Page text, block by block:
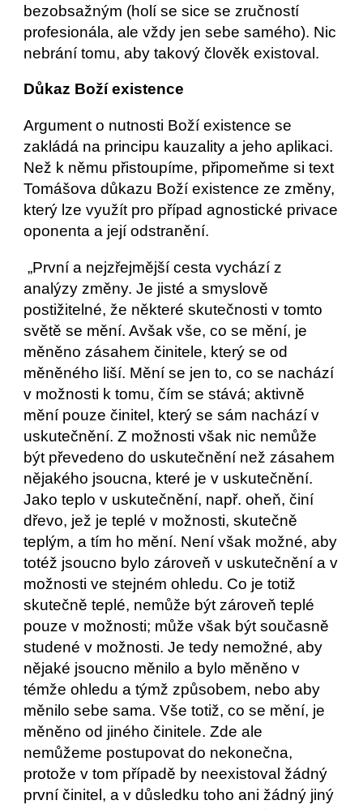
bezobsažným (holí se sice se zručností
profesionála, ale vždy jen sebe samého). Nic
nebrání tomu, aby takový člověk existoval.
Důkaz Boží existence
Argument o nutnosti Boží existence se
zakládá na principu kauzality a jeho aplikaci.
Než k němu přistoupíme, připomeňme si text
Tomášova důkazu Boží existence ze změny,
který lze využít pro případ agnostické privace
oponenta a její odstranění.
„První a nejzřejmější cesta vychází z
analýzy změny. Je jisté a smyslově
postižitelné, že některé skutečnosti v tomto
světě se mění. Avšak vše, co se mění, je
měněno zásahem činitele, který se od
měněného liší. Mění se jen to, co se nachází
v možnosti k tomu, čím se stává; aktivně
mění pouze činitel, který se sám nachází v
uskutečnění. Z možnosti však nic nemůže
být převedeno do uskutečnění než zásahem
nějakého jsoucna, které je v uskutečnění.
Jako teplo v uskutečnění, např. oheň, činí
dřevo, jež je teplé v možnosti, skutečně
teplým, a tím ho mění. Není však možné, aby
totéž jsoucno bylo zároveň v uskutečnění a v
možnosti ve stejném ohledu. Co je totiž
skutečně teplé, nemůže být zároveň teplé
pouze v možnosti; může však být současně
studené v možnosti. Je tedy nemožné, aby
nějaké jsoucno měnilo a bylo měněno v
témže ohledu a týmž způsobem, nebo aby
měnilo sebe sama. Vše totiž, co se mění, je
měněno od jiného činitele. Zde ale
nemůžeme postupovat do nekonečna,
protože v tom případě by neexistoval žádný
první činitel, a v důsledku toho ani žádný jiný